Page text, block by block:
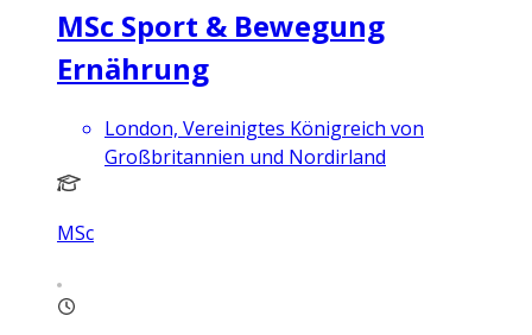
MSc Sport & Bewegung
Ernährung
London, Vereinigtes Königreich von
Großbritannien und Nordirland
MSc